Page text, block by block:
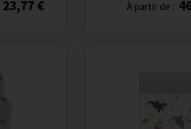
23,77 € À partir de :